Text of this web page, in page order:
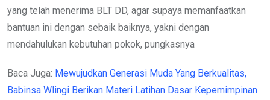
yang telah menerima BLT DD, agar supaya memanfaatkan
bantuan ini dengan sebaik baiknya, yakni dengan
mendahulukan kebutuhan pokok, pungkasnya
Baca Juga: Mewujudkan Generasi Muda Yang Berkualitas,
Babinsa Wlingi Berikan Materi Latihan Dasar Kepemimpinan